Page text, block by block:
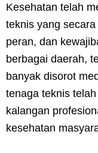
Kesehatan telah
teknis yang
peran, dan
berbagai daerah,
banyak disorot
tenaga teknis
kalangan
kesehatan